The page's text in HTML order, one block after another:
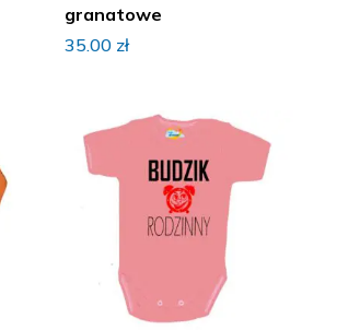
granatowe
35.00 zł